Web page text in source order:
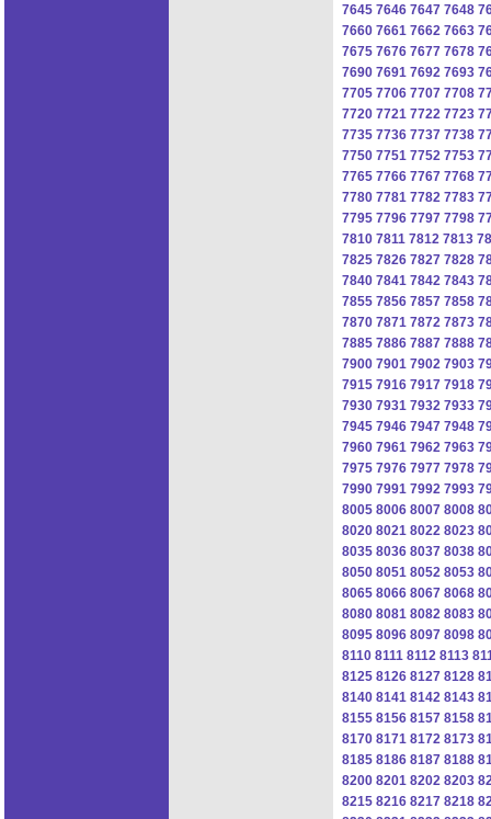
7645 7646 7647 7648
7660 7661 7662 7663
7675 7676 7677 7678
7690 7691 7692 7693
7705 7706 7707 7708
7720 7721 7722 7723
7735 7736 7737 7738
7750 7751 7752 7753
7765 7766 7767 7768
7780 7781 7782 7783
7795 7796 7797 7798
7810 7811 7812 7813
7825 7826 7827 7828
7840 7841 7842 7843
7855 7856 7857 7858
7870 7871 7872 7873
7885 7886 7887 7888
7900 7901 7902 7903
7915 7916 7917 7918
7930 7931 7932 7933
7945 7946 7947 7948
7960 7961 7962 7963
7975 7976 7977 7978
7990 7991 7992 7993
8005 8006 8007 8008
8020 8021 8022 8023
8035 8036 8037 8038
8050 8051 8052 8053
8065 8066 8067 8068
8080 8081 8082 8083
8095 8096 8097 8098
8110 8111 8112 8113
8125 8126 8127 8128
8140 8141 8142 8143
8155 8156 8157 8158
8170 8171 8172 8173
8185 8186 8187 8188
8200 8201 8202 8203
8215 8216 8217 8218